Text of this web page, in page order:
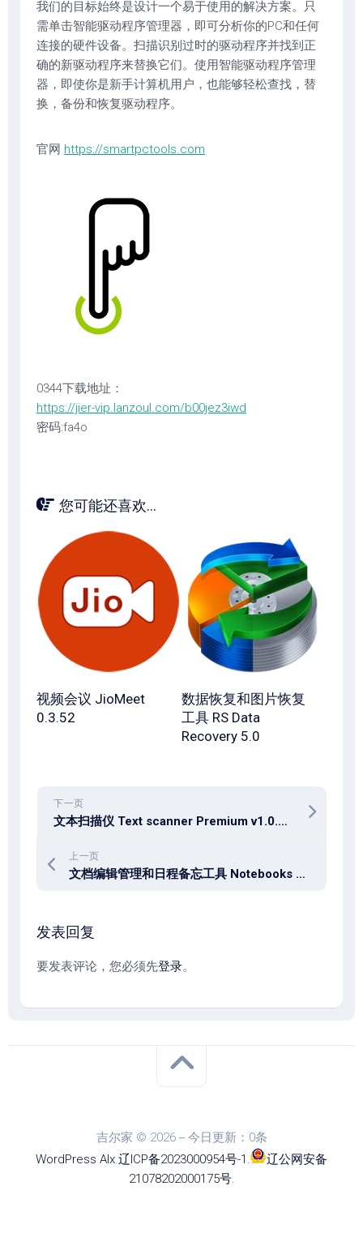
我们的目标始终是设计一个易于使用的解决方案。只
需单击智能驱动程序管理器，即可分析你的PC和任何
连接的硬件设备。扫描识别过时的驱动程序并找到正
确的新驱动程序来替换它们。使用智能驱动程序管理
器，即使你是新手计算机用户，也能够轻松查找，替
换，备份和恢复驱动程序。
官网 https://smartpctools.com
0344下载地址：
https://jier-vip.lanzoul.com/b00jez3iwd
密码:fa4o
您可能还喜欢...
视频会议 JioMeet
0.3.52
数据恢复和图片恢复
工具 RS Data
Recovery 5.0
下一页
文本扫描仪 Text scanner Premium v1.0.202 高级版
上一页
文档编辑管理和日程备忘工具 Notebooks 4.0.0 for mac
发表回复
要发表评论，您必须先登录。
吉尔家 © 2026－今日更新：0条
WordPress Alx.辽ICP备2023000954号-1 .
辽公网安备
21078202000175号.